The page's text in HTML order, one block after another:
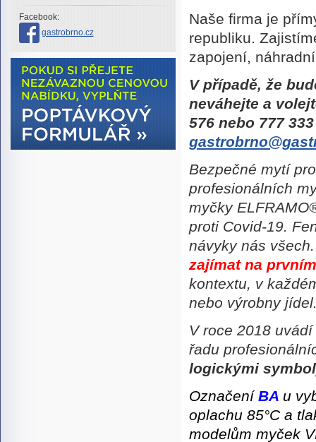
Facebook:
gastrobrno.cz
Naše firma je
republiku.
zapojení,
V případě, že
neváhejte a
576 nebo 777
Bezpečné mytí
profesionálních
myčky
proti Covid-19.
návyky nás
zajímat na
kontextu, v
nebo výrobny
V roce 2018
řadu
logickými
Označení BA u
oplachu 85°Ca
modelům myček